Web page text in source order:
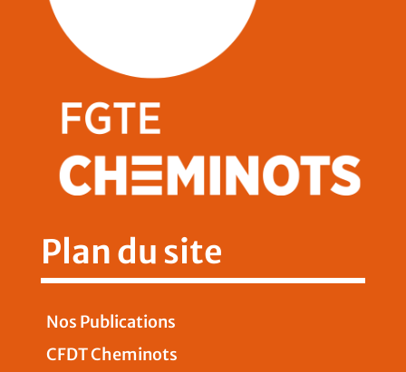
Plan du site
Nos Publications
CFDT Cheminots